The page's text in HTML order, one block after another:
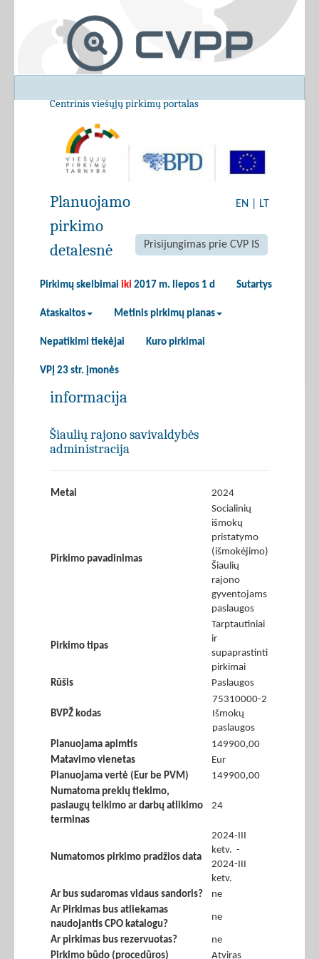
Centrinis viešųjų pirkimų portalas
EN LT
Prisijungimas prie CVP IS
Pirkimų skelbimai iki 2017 m. liepos 1 d Sutartys
Ataskaitos Metinis pirkimų planas
Nepatikimi tiekėjai Kuro pirkimai
VPĮ 23 str. įmonės
Planuojamo
pirkimo
detalesnė
informacija
Šiaulių rajono savivaldybės
administracija
Metai 2024
Pirkimo pavadinimas
Socialinių
išmokų
pristatymo
(išmokėjimo)
Šiaulių
rajono
gyventojams
paslaugos
Pirkimo tipas
Tarptautiniai
ir
supaprastinti
pirkimai
Rūšis
Paslaugos
BVPŽ kodas
75310000-2
Išmokų
paslaugos
Planuojama apimtis
149900,00
Matavimo vienetas
Eur
Planuojama vertė (Eur be PVM)
149900,00
Numatoma prekių tiekimo,
paslaugų teikimo ar darbų atlikimo
terminas
24
Numatomos pirkimo pradžios data
2024-III
ketv. -
2024-III
ketv.
Ar bus sudaromas vidaus sandoris?
ne
Ar Pirkimas bus atliekamas
naudojantis CPO katalogu?
ne
Ar pirkimas bus rezervuotas?
ne
Pirkimo būdo (procedūros)
Atviras